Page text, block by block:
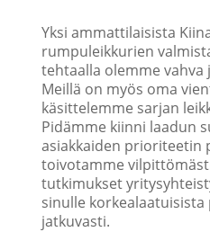
Yksi ammattilaisista
rumpuleikkurien
tehtaalla olemme
Meillä on myös oma
käsittelemme sarjan
Pidämme kiinni laadun
asiakkaiden prioriteetin
toivotamme
tutkimukset
sinulle
jatkuvasti.